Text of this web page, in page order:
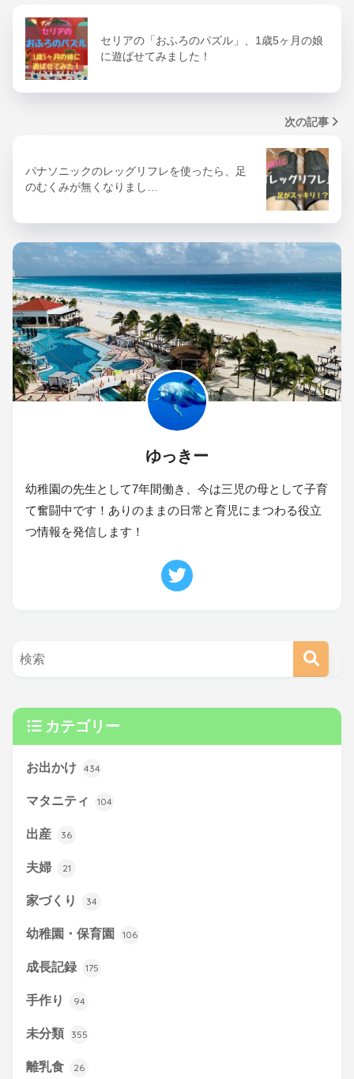
セリアの「おふろのパズル」、1歳5ヶ月の娘
に遊ばせてみました！
次の記事
パナソニックのレッグリフレを使ったら、足
のむくみが無くなりまし…
ゆっきー
幼稚園の先生として7年間働き、今は三児の母として子育
て奮闘中です！ありのままの日常と育児にまつわる役立
つ情報を発信します！
カテゴリー
お出かけ 434
マタニティ 104
出産 36
夫婦 21
家づくり 34
幼稚園・保育園 106
成長記録 175
手作り 94
未分類 355
離乳食 26